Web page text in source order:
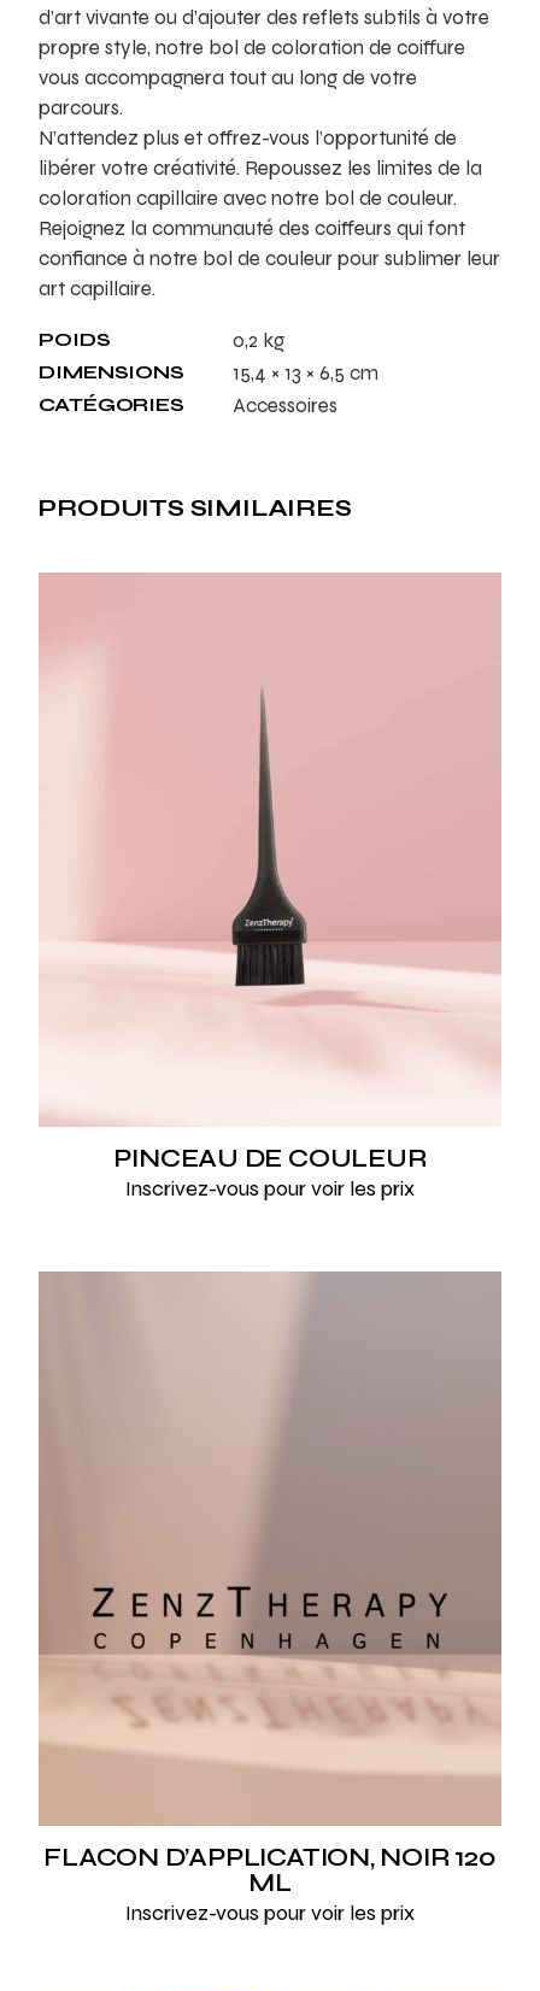
d’art vivante ou d’ajouter des reflets subtils à votre
propre style, notre bol de coloration de coiffure
vous accompagnera tout au long de votre
parcours.
N’attendez plus et offrez-vous l’opportunité de
libérer votre créativité. Repoussez les limites de la
coloration capillaire avec notre bol de couleur.
Rejoignez la communauté des coiffeurs qui font
confiance à notre bol de couleur pour sublimer leur
art capillaire.
POIDS 0,2 kg
DIMENSIONS 15,4 × 13 × 6,5 cm
CATÉGORIES Accessoires
PRODUITS SIMILAIRES
PINCEAU DE COULEUR
Inscrivez-vous pour voir les prix
FLACON D’APPLICATION, NOIR 120
ML
Inscrivez-vous pour voir les prix